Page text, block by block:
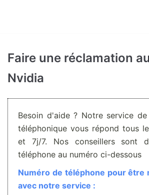
contenu
Faire une réclamation
Nvidia
Besoin d'aide ? Notre service de
téléphonique vous répond tous
et 7j/7. Nos conseillers sont
téléphone au numéro ci-dessous
Numéro de téléphone pour être
avec notre service :